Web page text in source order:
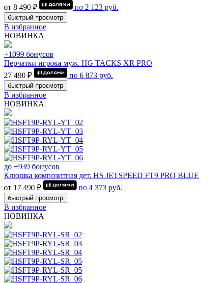
от 8 490 ₽
по 2 123 руб.
быстрый просмотр
В избранное
НОВИНКА
+1099 бонусов
Перчатки игрока муж. HG TACKS XR PRO
27 490 ₽
по 6 873 руб.
быстрый просмотр
В избранное
НОВИНКА
до +939 бонусов
Клюшка композитная дет. HS JETSPEED FT9 PRO BLUE
от 17 490 ₽
по 4 373 руб.
быстрый просмотр
В избранное
НОВИНКА